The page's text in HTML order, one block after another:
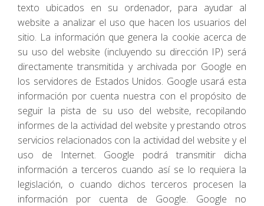
texto ubicados en su ordenador, para ayudar al
website a analizar el uso que hacen los usuarios del
sitio. La información que genera la cookie acerca de
su uso del website (incluyendo su dirección IP) será
directamente transmitida y archivada por Google en
los servidores de Estados Unidos. Google usará esta
información por cuenta nuestra con el propósito de
seguir la pista de su uso del website, recopilando
informes de la actividad del website y prestando otros
servicios relacionados con la actividad del website y el
uso de Internet. Google podrá transmitir dicha
información a terceros cuando así se lo requiera la
legislación, o cuando dichos terceros procesen la
información por cuenta de Google. Google no